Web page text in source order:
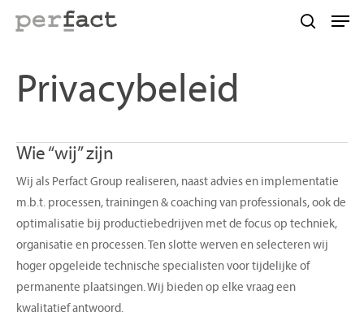
contentPrivacybeleid
Wie “wij” zijn
Wij als Perfact Group realiseren, naast advies en implementatie
m.b.t. processen, trainingen & coaching van professionals, ook de
optimalisatie bij productiebedrijven met de focus op techniek,
organisatie en processen. Ten slotte werven en selecteren wij
hoger opgeleide technische specialisten voor tijdelijke of
permanente plaatsingen. Wij bieden op elke vraag een
kwalitatief antwoord.